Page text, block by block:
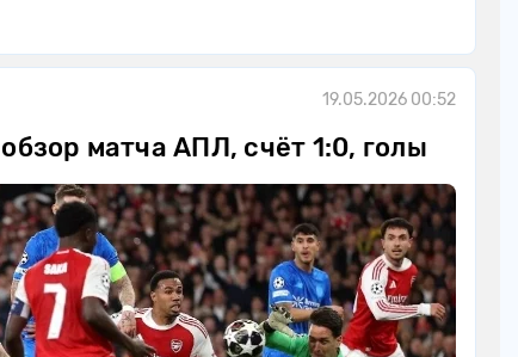
19.05.2026 00:52
матча АПЛ, счёт 1:0, голы